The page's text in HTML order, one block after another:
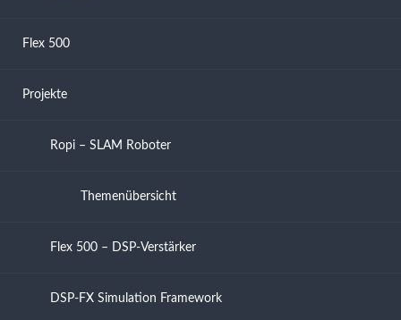
Flex 500
Projekte
Ropi – SLAM Roboter
Themenübersicht
Flex 500 – DSP-Verstärker
DSP-FX Simulation Framework